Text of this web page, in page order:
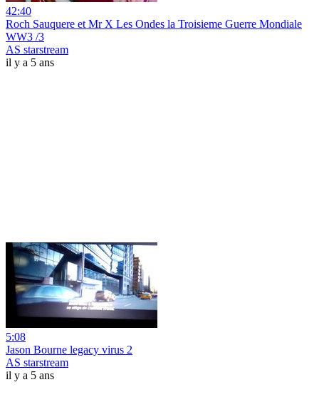
42:40
Roch Sauquere et Mr X Les Ondes la Troisieme Guerre Mondiale
WW3 /3
AS starstream
il y a 5 ans
5:08
Jason Bourne legacy virus 2
AS starstream
il y a 5 ans